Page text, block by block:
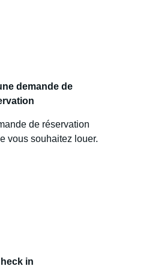
demande de
de réservation
vous souhaitez louer.
in